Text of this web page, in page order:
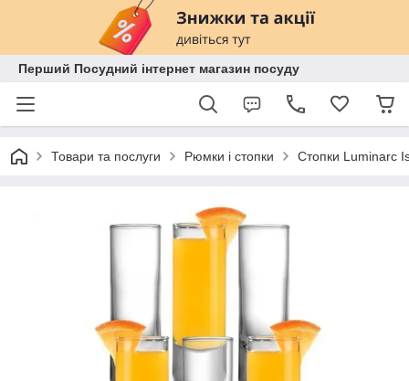
Перший Посудний інтернет магазин посуду
Товари та послуги Рюмки і стопки Стопки Luminarc